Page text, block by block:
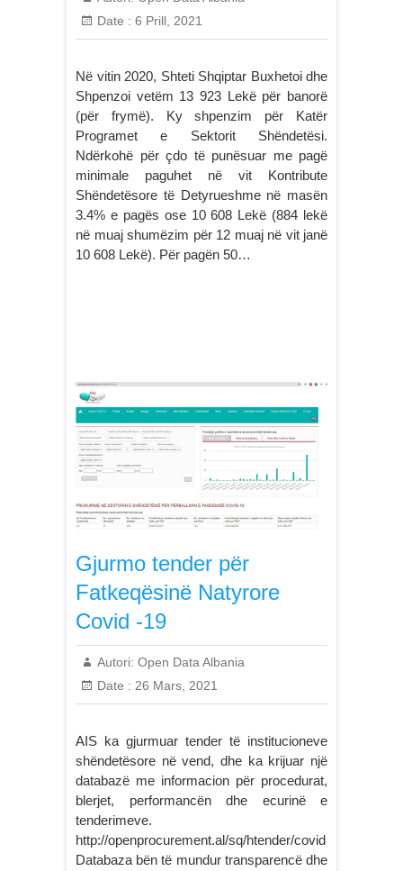
Date : 6 Prill, 2021
Në vitin 2020, Shteti Shqiptar Buxhetoi dhe
Shpenzoi vetëm 13 923 Lekë për banorë
(për frymë). Ky shpenzim për Katër
Programet e Sektorit Shëndetësi.
Ndërkohë për çdo të punësuar me pagë
minimale paguhet në vit Kontribute
Shëndetësore të Detyrueshme në masën
3.4% e pagës ose 10 608 Lekë (884 lekë
në muaj shumëzim për 12 muaj në vit janë
10 608 Lekë). Për pagën 50…
Gjurmo tender për
Fatkeqësinë Natyrore
Covid -19
Autori: Open Data Albania
Date : 26 Mars, 2021
AIS ka gjurmuar tender të institucioneve
shëndetësore në vend, dhe ka krijuar një
databazë me informacion për procedurat,
blerjet, performancën dhe ecurinë e
tenderimeve.
http://openprocurement.al/sq/htender/covid
Databaza bën të mundur transparencë dhe